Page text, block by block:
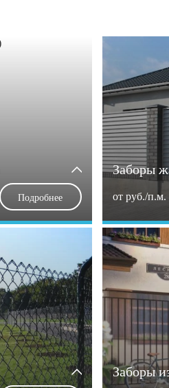
Подробнее
Заборы
от руб./п.м.
Заборы